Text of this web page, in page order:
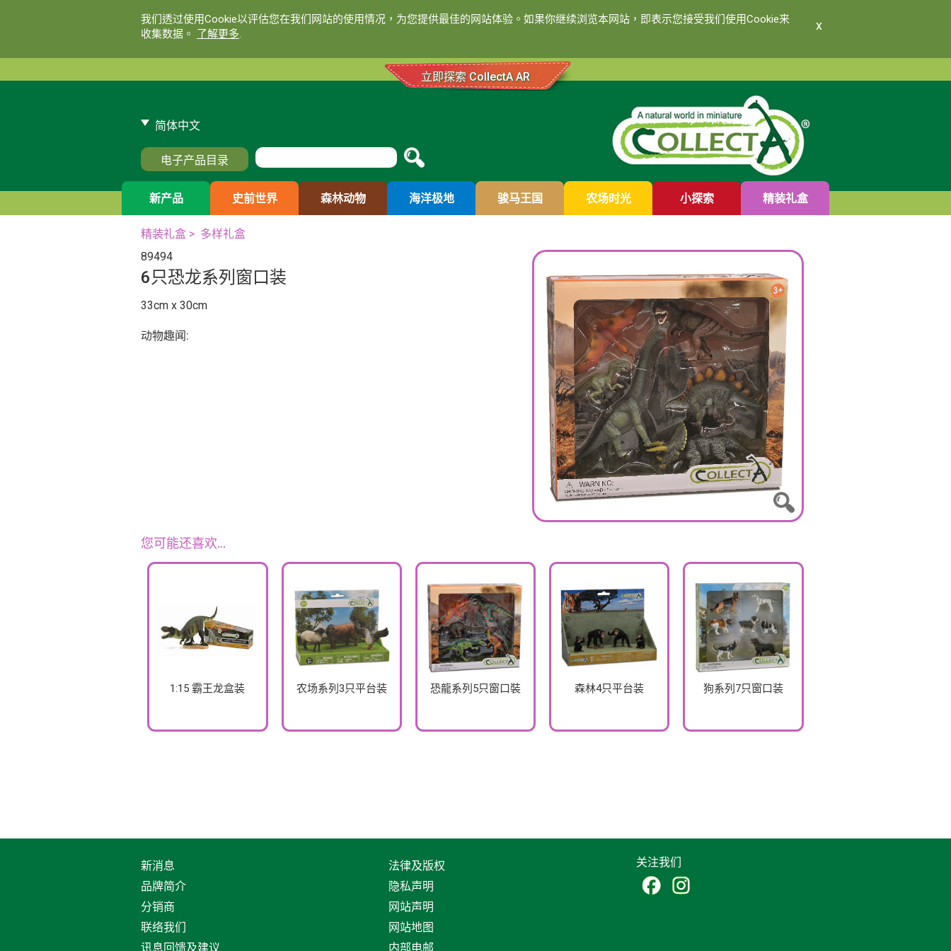
我们透过使用Cookie以评估您在我们网站的使用情况，为您提供最佳的网站体验。如果你继续浏览本网站，即表示您接受我们使用Cookie来
收集数据。 了解更多.
x
立即探索 CollectA AR
简体中文
电子产品目录
新产品 史前世界 森林动物 海洋极地 骏马王国 农场时光 小探索 精装礼盒
精装礼盒> 多样礼盒
89494
6只恐龙系列窗口装
33cm x 30cm
动物趣闻:
您可能还喜欢…
1:15 霸王龙盒装 农场系列3只平台装 恐龍系列5只窗口裝 森林4只平台装 狗系列7只窗口装
新消息
品牌简介
分销商
联络我们
讯息回馈及建议
法律及版权
隐私声明
网站声明
网站地图
内部电邮
关注我们